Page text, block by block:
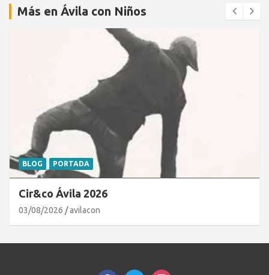
Más en Ávila con Niños
BLOG PORTADA
Cir&co Ávila 2026
03/08/2026 avilacon